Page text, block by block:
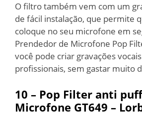
O filtro também vem com um
de fácil instalação, que permite
coloque no seu microfone em
Prendedor de Microfone Pop
você pode criar gravações
profissionais, sem gastar muito
10 – Pop Filter anti
Microfone GT649 –